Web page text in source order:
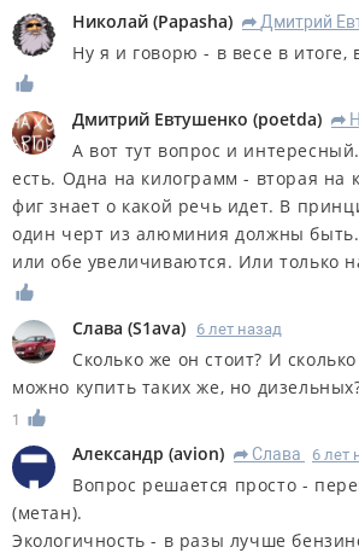
Николай (Papasha) R Дмитрий
Ну я и говорю - в весе в итоге,
Дмитрий Евтушенко (poetda) R
А вот тут вопрос и
есть. Одна на килограмм - вторая на
фиг знает о какой речь идет. В
один черт из алюминия должны
или обе увеличиваются. Или только
Слава (S1ava) 6 лет назад
Сколько же он стоит? И
можно купить таких же, но
1
Александр (avion) R Слава 6 лет
Вопрос решается просто -
(метан).
Экологичность - в разы лучше